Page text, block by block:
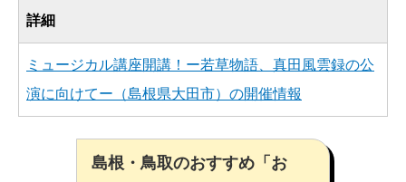
詳細
ミュージカル講座開講！ー若草物語、真田風雲録の公
演に向けてー（島根県大田市）の開催情報
島根・鳥取のおすすめ「お